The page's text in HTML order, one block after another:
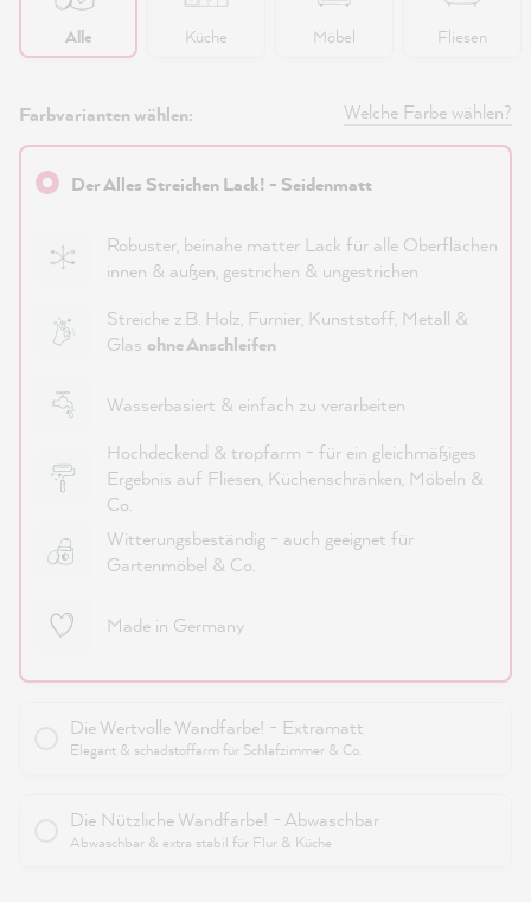
Alle Küche Möbel Fliesen
Farbvarianten wählen: Welche Farbe wählen?
Der Alles Streichen Lack! - Seidenmatt
Robuster, beinahe matter Lack für alle Oberflächen
innen & außen, gestrichen & ungestrichen
Streiche z.B. Holz, Furnier, Kunststoff, Metall &
Glas ohne Anschleifen
Wasserbasiert & einfach zu verarbeiten
Hochdeckend & tropfarm - für ein gleichmäßiges
Ergebnis auf Fliesen, Küchenschränken, Möbeln &
Co.
Witterungsbeständig - auch geeignet für
Gartenmöbel & Co.
Made in Germany
Die Wertvolle Wandfarbe! - Extramatt
Elegant & schadstoffarm für Schlafzimmer & Co.
Die Nützliche Wandfarbe! - Abwaschbar
Abwaschbar & extra stabil für Flur & Küche